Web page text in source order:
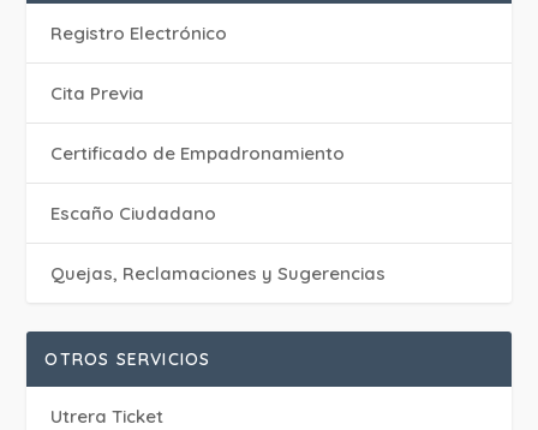
Registro Electrónico
Cita Previa
Certificado de Empadronamiento
Escaño Ciudadano
Quejas, Reclamaciones y Sugerencias
OTROS SERVICIOS
Utrera Ticket